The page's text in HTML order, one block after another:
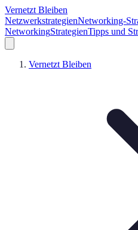
Vernetzt Bleiben
NetzwerkstrategienNetworking-
NetworkingStrategienTipps und
Vernetzt Bleiben